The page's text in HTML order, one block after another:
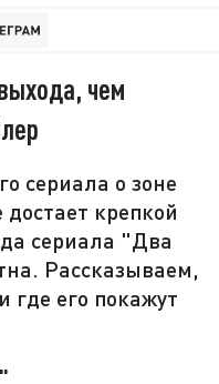
чем
сериала о зоне
крепкой
сериала "Два
Рассказываем,
где его покажут